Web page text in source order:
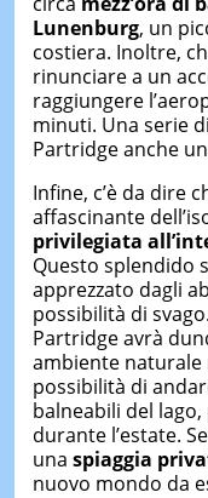
Lunenburg, un
costiera. Inoltre,
rinunciare a un
raggiungere
minuti. Una serie
Partridge anche
Infine, c’è da dire
affascinante
privilegiata
Questo splendido
apprezzato dagli
possibilità di
Partridge avrà
ambiente naturale
possibilità di
balneabili del
durante l’estate.
una spiaggia
nuovo mondo da